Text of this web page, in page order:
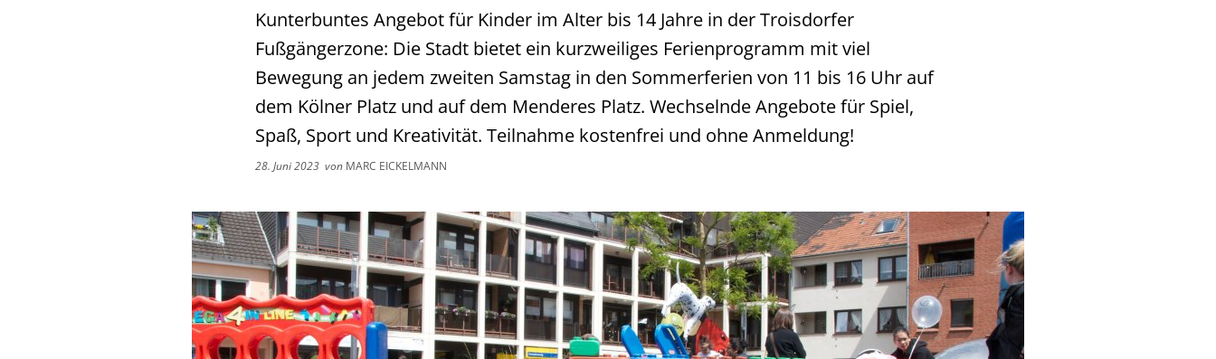
Kunterbuntes Angebot für Kinder im Alter bis 14 Jahre in der Troisdorfer
Fußgängerzone: Die Stadt bietet ein kurzweiliges Ferienprogramm mit viel
Bewegung an jedem zweiten Samstag in den Sommerferien von 11 bis 16 Uhr auf
dem Kölner Platz und auf dem Menderes Platz. Wechselnde Angebote für Spiel,
Spaß, Sport und Kreativität. Teilnahme kostenfrei und ohne Anmeldung!
28. Juni 2023 von MARC EICKELMANN